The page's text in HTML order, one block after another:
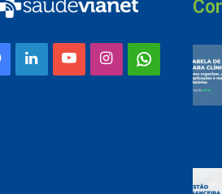
Facebook
LinkedinYouTubeInstagram